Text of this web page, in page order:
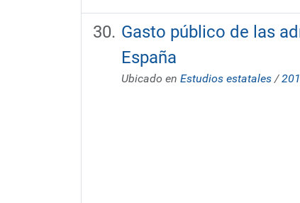
Gasto público de las
España
Ubicado en Estudios estatales /